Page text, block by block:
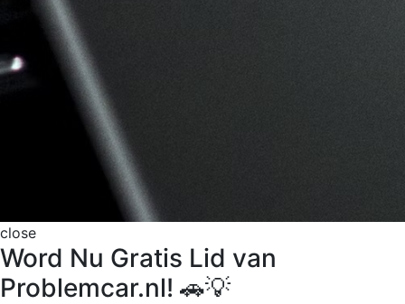
close
Word Nu Gratis Lid van
Problemcar.nl! 🚗💡